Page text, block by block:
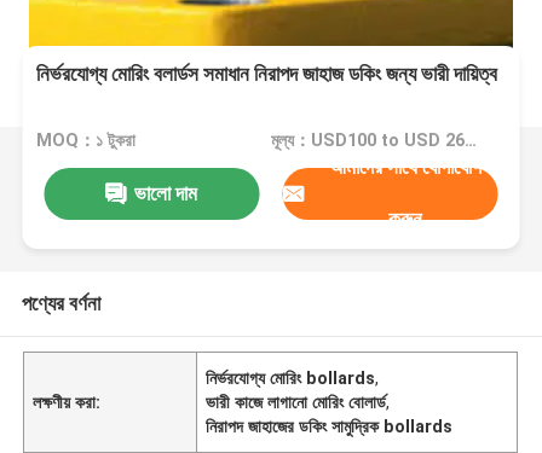
নির্ভরযোগ্য মোরিং বলার্ডস সমাধান নিরাপদ জাহাজ ডকিং জন্য ভারী দায়িত্ব
MOQ：১ টুকরা মূল্য：USD100 to USD 2680 One Piece
ভালো দাম
আমাদের সাথে যোগাযোগ
করুন
পণ্যের বর্ণনা
লক্ষণীয় করা:
নির্ভরযোগ্য মোরিং bollards,
ভারী কাজে লাগানো মোরিং বোলার্ড,
নিরাপদ জাহাজের ডকিং সামুদ্রিক bollards